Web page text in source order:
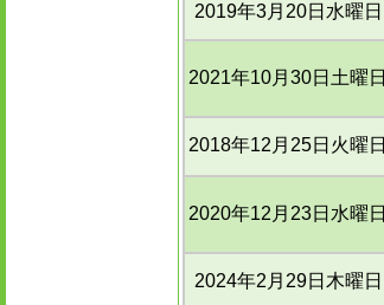
2019年3月20日水曜日
2021年10月30日土曜日
2018年12月25日火曜日
2020年12月23日水曜日
2024年2月29日木曜日